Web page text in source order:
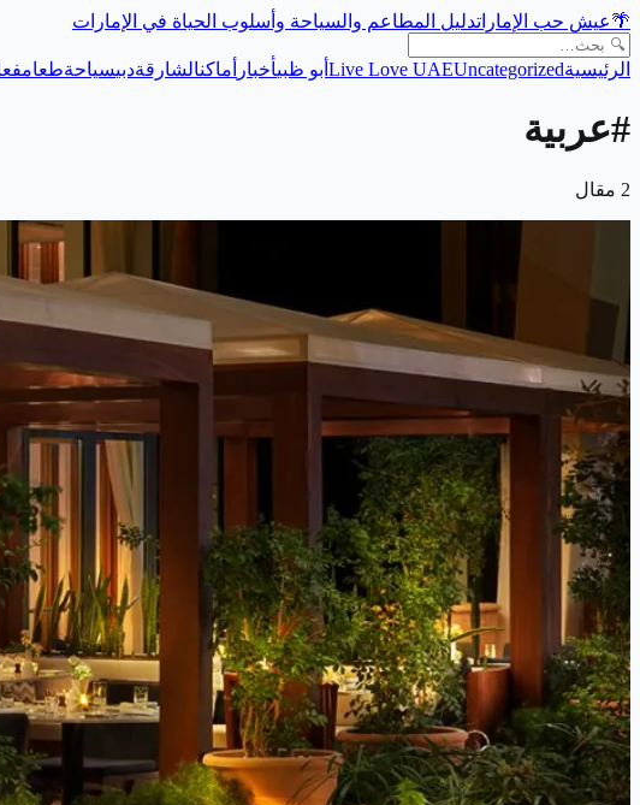
🌴عيش حب الإماراتدليل المطاعم والسياحة وأسلوب الحياة في الإمارات
الرئيسية Live Love UAEUncategorized أبو ظبيأخبار أماكنالشارقةدبيسياحةطعام
#عربية
2 مقال